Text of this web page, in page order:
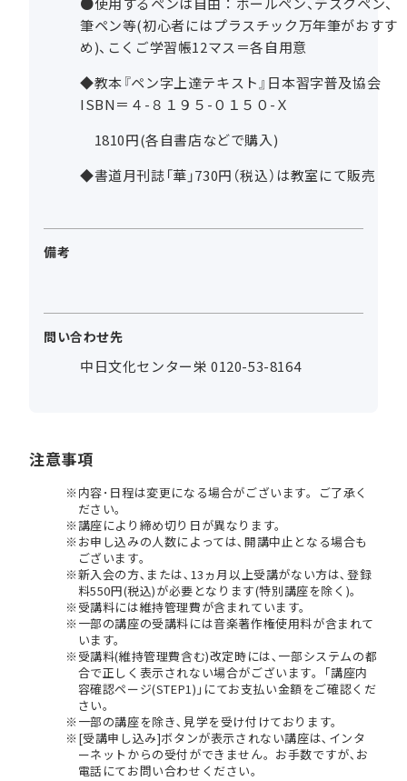
筆ペン等(初心者にはプラスチック万年筆がおすす
め)、こくご学習帳12マス＝各自用意
◆教本『ペン字上達テキスト』日本習字普及協会
ISBN＝４-８１９５-０１５０-Ｘ
1810円(各自書店などで購入)
◆書道月刊誌「華」730円（税込）は教室にて販売
備考
問い合わせ先
中日文化センター栄 0120-53-8164
注意事項
内容･日程は変更になる場合がございます。ご了承く
ださい。
講座により締め切り日が異なります。
お申し込みの人数によっては､開講中止となる場合も
ございます。
新入会の方､または､13ヵ月以上受講がない方は､登録
料550円(税込)が必要となります(特別講座を除く)。
受講料には維持管理費が含まれています。
一部の講座の受講料には音楽著作権使用料が含まれて
います。
受講料(維持管理費含む)改定時には､一部システムの都
合で正しく表示されない場合がございます。｢講座内
容確認ページ(STEP1)｣にてお支払い金額をご確認くだ
さい。
一部の講座を除き､見学を受け付けております。
[受講申し込み]ボタンが表示されない講座は､インタ
ーネットからの受付ができません。お手数ですが､お
電話にてお問い合わせください。